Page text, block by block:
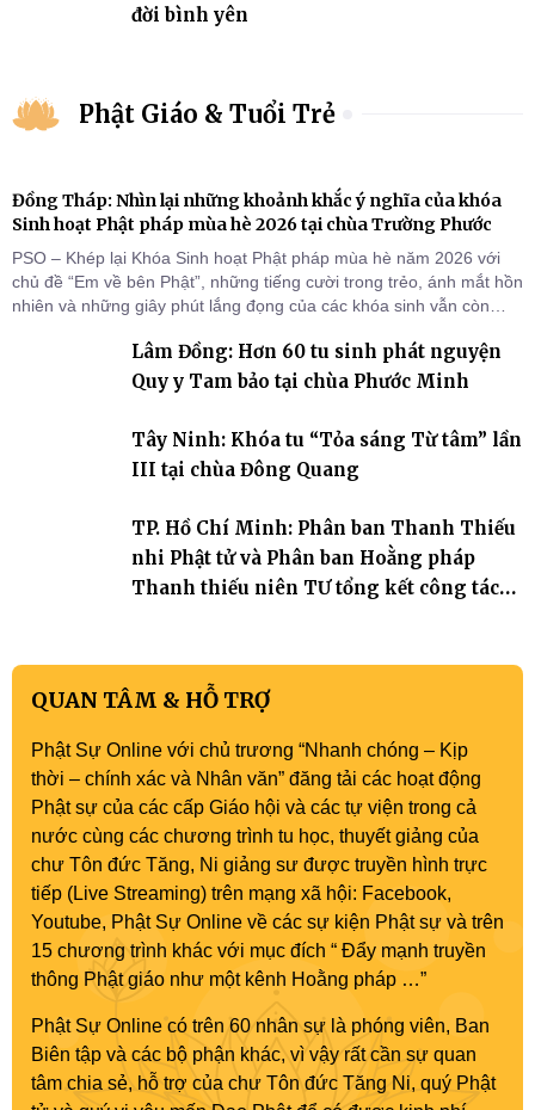
đời bình yên
Phật Giáo & Tuổi Trẻ
Đồng Tháp: Nhìn lại những khoảnh khắc ý nghĩa của khóa
Sinh hoạt Phật pháp mùa hè 2026 tại chùa Trường Phước
PSO – Khép lại Khóa Sinh hoạt Phật pháp mùa hè năm 2026 với
chủ đề “Em về bên Phật”, những tiếng cười trong trẻo, ánh mắt hồn
nhiên và những giây phút lắng đọng của các khóa sinh vẫn còn
Tháp). Những tuần tu học ngắn ngủi nhưng đã trở thành hành
trang quý báu, gieo những hạt giống thiện l
Lâm Đồng: Hơn 60 tu sinh phát nguyện
Quy y Tam bảo tại chùa Phước Minh
Tây Ninh: Khóa tu “Tỏa sáng Từ tâm” lần
III tại chùa Đông Quang
TP. Hồ Chí Minh: Phân ban Thanh Thiếu
nhi Phật tử và Phân ban Hoằng pháp
Thanh thiếu niên TƯ tổng kết công tác
QUAN TÂM & HỖ TRỢ
Phật Sự Online với chủ trương “Nhanh chóng – Kịp
thời – chính xác và Nhân văn” đăng tải các hoạt động
Phật sự của các cấp Giáo hội và các tự viện trong cả
nước cùng các chương trình tu học, thuyết giảng của
chư Tôn đức Tăng, Ni giảng sư được truyền hình trực
tiếp (Live Streaming) trên mạng xã hội: Facebook,
Youtube, Phật Sự Online về các sự kiện Phật sự và trên
15 chương trình khác với mục đích “ Đẩy mạnh truyền
thông Phật giáo như một kênh Hoằng pháp …”
Phật Sự Online có trên 60 nhân sự là phóng viên, Ban
Biên tập và các bộ phận khác, vì vậy rất cần sự quan
tâm chia sẻ, hỗ trợ của chư Tôn đức Tăng Ni, quý Phật